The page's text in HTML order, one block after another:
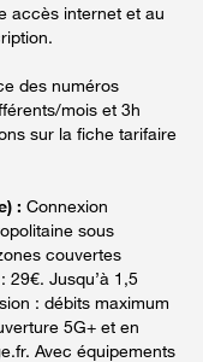
accès internet et au
des numéros
mois et 3h
sur la fiche tarifaire
: Connexion
sous
couvertes
29€. Jusqu’à 1,5
: débits maximum
5G+ et en
Avec équipements